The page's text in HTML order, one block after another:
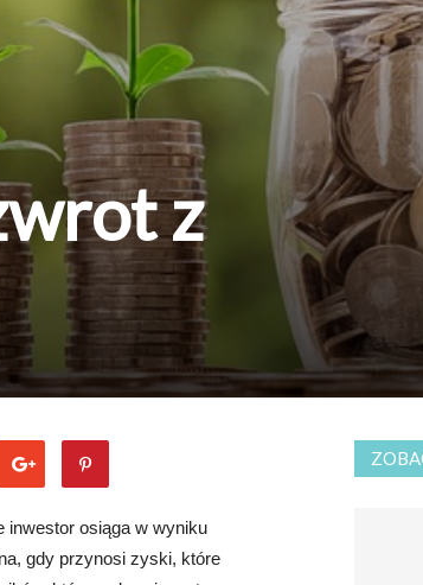
z
inwestor osiąga w wyniku
gdy przynosi zyski, które